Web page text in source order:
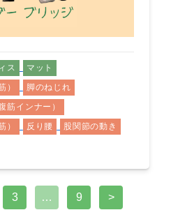
ス
マット
）
脚のねじれ
筋インナー）
）
反り腰
股関節の動き
3 … 9 >